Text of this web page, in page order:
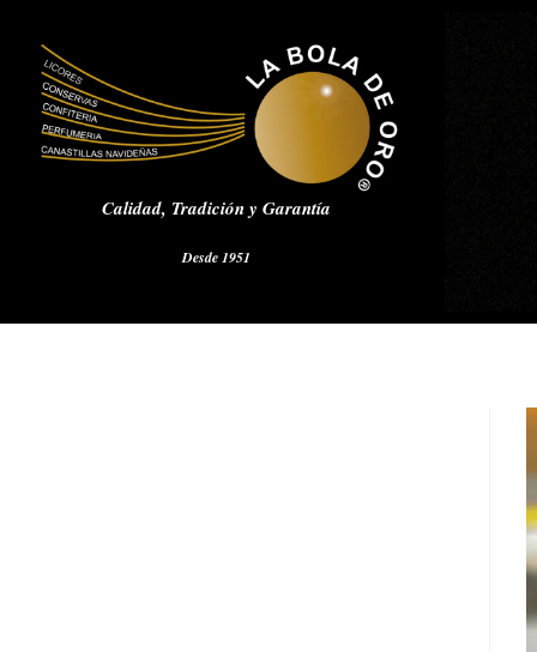
Calidad, Tradición y Garantía
Desde 1951